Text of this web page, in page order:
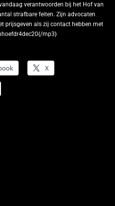
verantwoorden bij het Hof van
strafbare feiten.Zijn advocaten
prijsgeven als zij contact hebben met
mp3}
X